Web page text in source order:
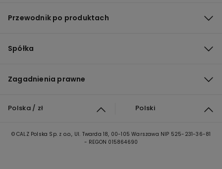
Przewodnik po produktach
Spółka
Zagadnienia prawne
Polska / zł Polski
© CALZ Polska Sp. z o.o., Ul. Twarda 18, 00-105 Warszawa NIP 525-231-36-81
- REGON 015864690